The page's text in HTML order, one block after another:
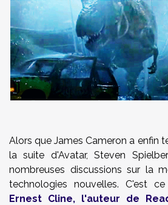
Alors que James Cameron a enfin
la suite d'Avatar, Steven
nombreuses discussions sur la
technologies nouvelles. C'est
Ernest Cline, l'auteur de